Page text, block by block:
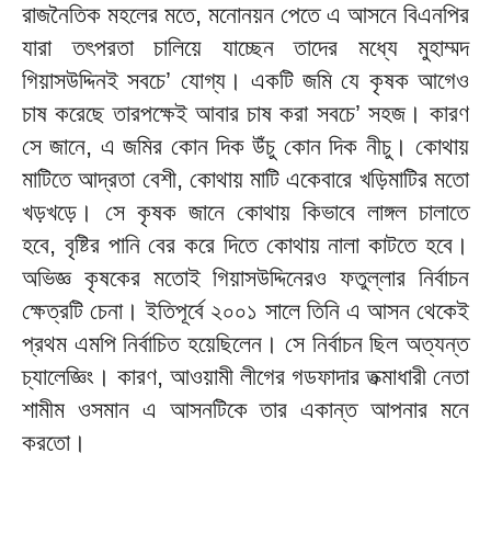
রাজনৈতিক মহলের মতে, মনোনয়ন পেতে এ আসনে বিএনপির
যারা তৎপরতা চালিয়ে যাচ্ছেন তাদের মধ্যে মুহাম্মদ
গিয়াসউদ্দিনই সবচে’ যোগ্য। একটি জমি যে কৃষক আগেও
চাষ করেছে তারপক্ষেই আবার চাষ করা সবচে’ সহজ। কারণ
সে জানে, এ জমির কোন দিক উঁচু কোন দিক নীচু। কোথায়
মাটিতে আদ্রতা বেশী, কোথায় মাটি একেবারে খড়িমাটির মতো
খড়খড়ে। সে কৃষক জানে কোথায় কিভাবে লাঙ্গল চালাতে
হবে, বৃষ্টির পানি বের করে দিতে কোথায় নালা কাটতে হবে।
অভিজ্ঞ কৃষকের মতোই গিয়াসউদ্দিনেরও ফতুল্লার নির্বাচন
ক্ষেত্রটি চেনা। ইতিপূর্বে ২০০১ সালে তিনি এ আসন থেকেই
প্রথম এমপি নির্বাচিত হয়েছিলেন। সে নির্বাচন ছিল অত্যন্ত
চ্যালেজ্ঞিং। কারণ, আওয়ামী লীগের গডফাদার তক্মাধারী নেতা
শামীম ওসমান এ আসনটিকে তার একান্ত আপনার মনে
করতো।